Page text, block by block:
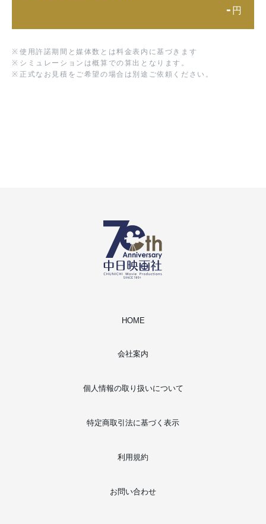
- 円
※ 使用許諾期間と媒体数とは料金表内に基づきます
※ シミュレーションは概算での算出となります。
※ 正式なお見積をご希望の場合は別途ご依頼ください。
HOME
会社案内
個人情報の取り扱いについて
特定商取引法に基づく表示
利用規約
お問い合わせ